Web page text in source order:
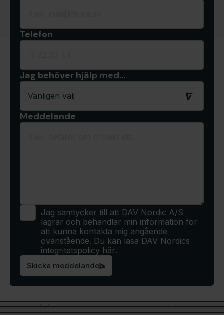
Telefon
Jag behöver hjälp med…
Meddelande
Jag samtycker till att DAV Nordic A/S
lagrar och behandlar min information för
att kunna kontakta mig angående
ovanstående. Du kan läsa DAV Nordics
integritetspolicy här.
Skicka meddelande